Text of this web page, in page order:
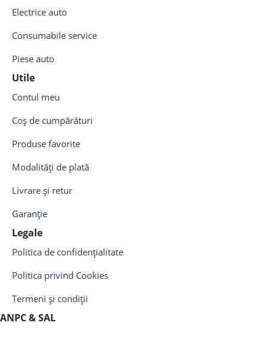
Electrice auto
Consumabile service
Piese auto
Utile
Contul meu
Coș de cumpărături
Produse favorite
Modalități de plată
Livrare și retur
Garanție
Legale
Politica de confidențialitate
Politica privind Cookies
Termeni și condiții
ANPC & SAL